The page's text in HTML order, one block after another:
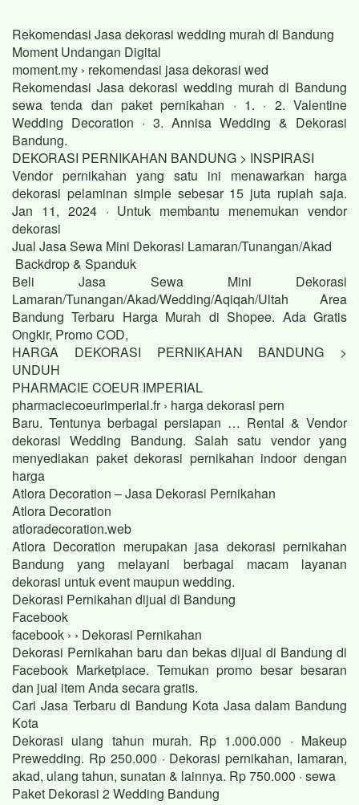
Rekomendasi Jasa dekorasi wedding murah di Bandung
Moment Undangan Digital
moment.my › rekomendasi jasa dekorasi wed
Rekomendasi Jasa dekorasi wedding murah di Bandung
sewa tenda dan paket pernikahan · 1. · 2. Valentine
Wedding Decoration · 3. Annisa Wedding & Dekorasi
Bandung.
DEKORASI PERNIKAHAN BANDUNG > INSPIRASI
Vendor pernikahan yang satu ini menawarkan harga
dekorasi pelaminan simple sebesar 15 juta rupiah saja.
Jan 11, 2024 · Untuk membantu menemukan vendor
dekorasi
Jual Jasa Sewa Mini Dekorasi Lamaran/Tunangan/Akad
Backdrop & Spanduk
Beli Jasa Sewa Mini Dekorasi
Lamaran/Tunangan/Akad/Wedding/Aqiqah/Ultah Area
Bandung Terbaru Harga Murah di Shopee. Ada Gratis
Ongkir, Promo COD,
HARGA DEKORASI PERNIKAHAN BANDUNG >
UNDUH
PHARMACIE COEUR IMPERIAL
pharmaciecoeurimperial.fr › harga dekorasi pern
Baru. Tentunya berbagai persiapan … Rental & Vendor
dekorasi Wedding Bandung. Salah satu vendor yang
menyediakan paket dekorasi pernikahan indoor dengan
harga
Atlora Decoration – Jasa Dekorasi Pernikahan
Atlora Decoration
atloradecoration.web
Atlora Decoration merupakan jasa dekorasi pernikahan
Bandung yang melayani berbagai macam layanan
dekorasi untuk event maupun wedding.
Dekorasi Pernikahan dijual di Bandung
Facebook
facebook › › Dekorasi Pernikahan
Dekorasi Pernikahan baru dan bekas dijual di Bandung di
Facebook Marketplace. Temukan promo besar besaran
dan jual item Anda secara gratis.
Cari Jasa Terbaru di Bandung Kota Jasa dalam Bandung
Kota
Dekorasi ulang tahun murah. Rp 1.000.000 · Makeup
Prewedding. Rp 250.000 · Dekorasi pernikahan, lamaran,
akad, ulang tahun, sunatan & lainnya. Rp 750.000 · sewa
Paket Dekorasi 2 Wedding Bandung